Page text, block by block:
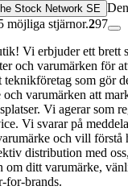
Stock Network SE
möjliga stjärnor.297
Vi erbjuder ett brett
och varumärken för
teknikföretag som gör
varumärken att
Vi agerar som
Vi svarar på
och vill förstå
distribution med
om ditt varumärke,
for-brands.